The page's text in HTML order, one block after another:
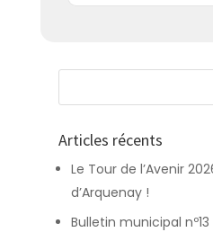
Articles récents
Le Tour de l’Avenir
d’Arquenay !
Bulletin municipal